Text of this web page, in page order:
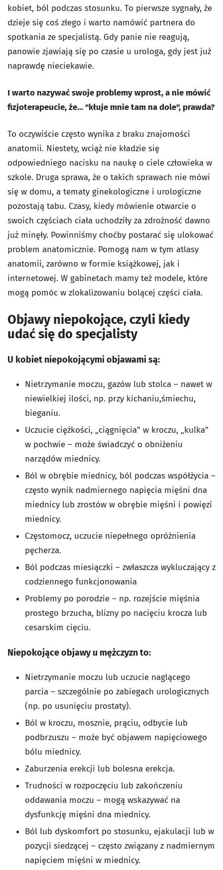
kobiet, ból podczas stosunku. To pierwsze sygnały, że
dzieje się coś złego i warto namówić partnera do
spotkania ze specjalistą. Gdy panie nie reagują,
panowie zjawiają się po czasie u urologa, gdy jest już
naprawdę nieciekawie.
I warto nazywać swoje problemy wprost, a nie mówić
fizjoterapeucie, że... "kłuje mnie tam na dole", prawda?
To oczywiście często wynika z braku znajomości
anatomii. Niestety, wciąż nie kładzie się
odpowiedniego nacisku na naukę o ciele człowieka w
szkole. Druga sprawa, że o takich sprawach nie mówi
się w domu, a tematy ginekologiczne i urologiczne
pozostają tabu. Czasy, kiedy mówienie otwarcie o
swoich częściach ciała uchodziły za zdrożność dawno
już minęły. Powinniśmy choćby postarać się ulokować
problem anatomicznie. Pomogą nam w tym atlasy
anatomii, zarówno w formie książkowej, jak i
internetowej. W gabinetach mamy też modele, które
mogą pomóc w zlokalizowaniu bolącej części ciała.
Objawy niepokojące, czyli kiedy
udać się do specjalisty
U kobiet niepokojącymi objawami są:
Nietrzymanie moczu, gazów lub stolca – nawet w
niewielkiej ilości, np. przy kichaniu,śmiechu,
bieganiu.
Uczucie ciężkości, „ciągnięcia” w kroczu, „kulka”
w pochwie – może świadczyć o obniżeniu
narządów miednicy.
Ból w obrębie miednicy, ból podczas współżycia –
często wynik nadmiernego napięcia mięśni dna
miednicy lub zrostów w obrębie mięśni i powięzi
miednicy.
Częstomocz, uczucie niepełnego opróżnienia
pęcherza.
Ból podczas miesiączki – zwłaszcza wykluczający z
codziennego funkcjonowania
Problemy po porodzie – np. rozejście mięśnia
prostego brzucha, blizny po nacięciu krocza lub
cesarskim cięciu.
Niepokojące objawy u mężczyzn to:
Nietrzymanie moczu lub uczucie naglącego
parcia – szczególnie po zabiegach urologicznych
(np. po usunięciu prostaty).
Ból w kroczu, mosznie, prąciu, odbycie lub
podbrzuszu – może być objawem napięciowego
bólu miednicy.
Zaburzenia erekcji lub bolesna erekcja.
Trudności w rozpoczęciu lub zakończeniu
oddawania moczu – mogą wskazywać na
dysfunkcję mięśni dna miednicy.
Ból lub dyskomfort po stosunku, ejakulacji lub w
pozycji siedzącej – często związany z nadmiernym
napięciem mięśni w miednicy.